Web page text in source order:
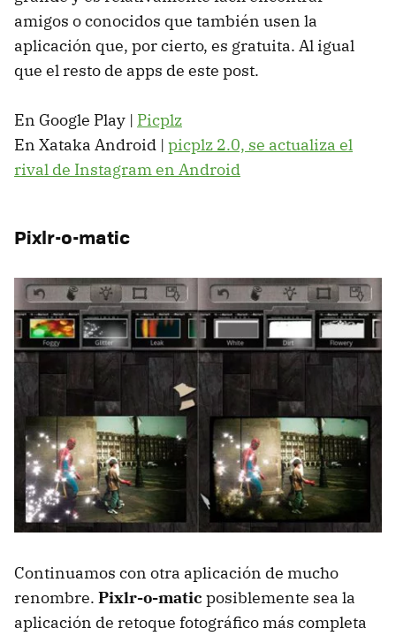
amigos o conocidos que también usen la
aplicación que, por cierto, es gratuita. Al igual
que el resto de apps de este post.
En Google Play | Picplz
En Xataka Android | picplz 2.0, se actualiza el
rival de Instagram en Android
Pixlr-o-matic
Continuamos con otra aplicación de mucho
renombre. Pixlr-o-matic posiblemente sea la
aplicación de retoque fotográfico más completa